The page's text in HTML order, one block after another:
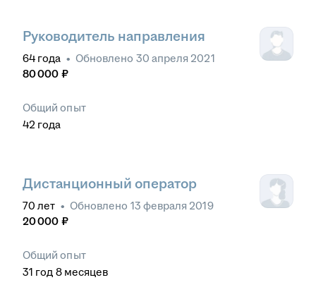
Руководитель направления
64 года • Обновлено 30 апреля 2021
80 000 ₽
Общий опыт
42 года
Дистанционный оператор
70 лет • Обновлено 13 февраля 2019
20 000 ₽
Общий опыт
31 год 8 месяцев